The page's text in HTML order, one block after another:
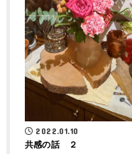
2022.01.10
共感の話 ２